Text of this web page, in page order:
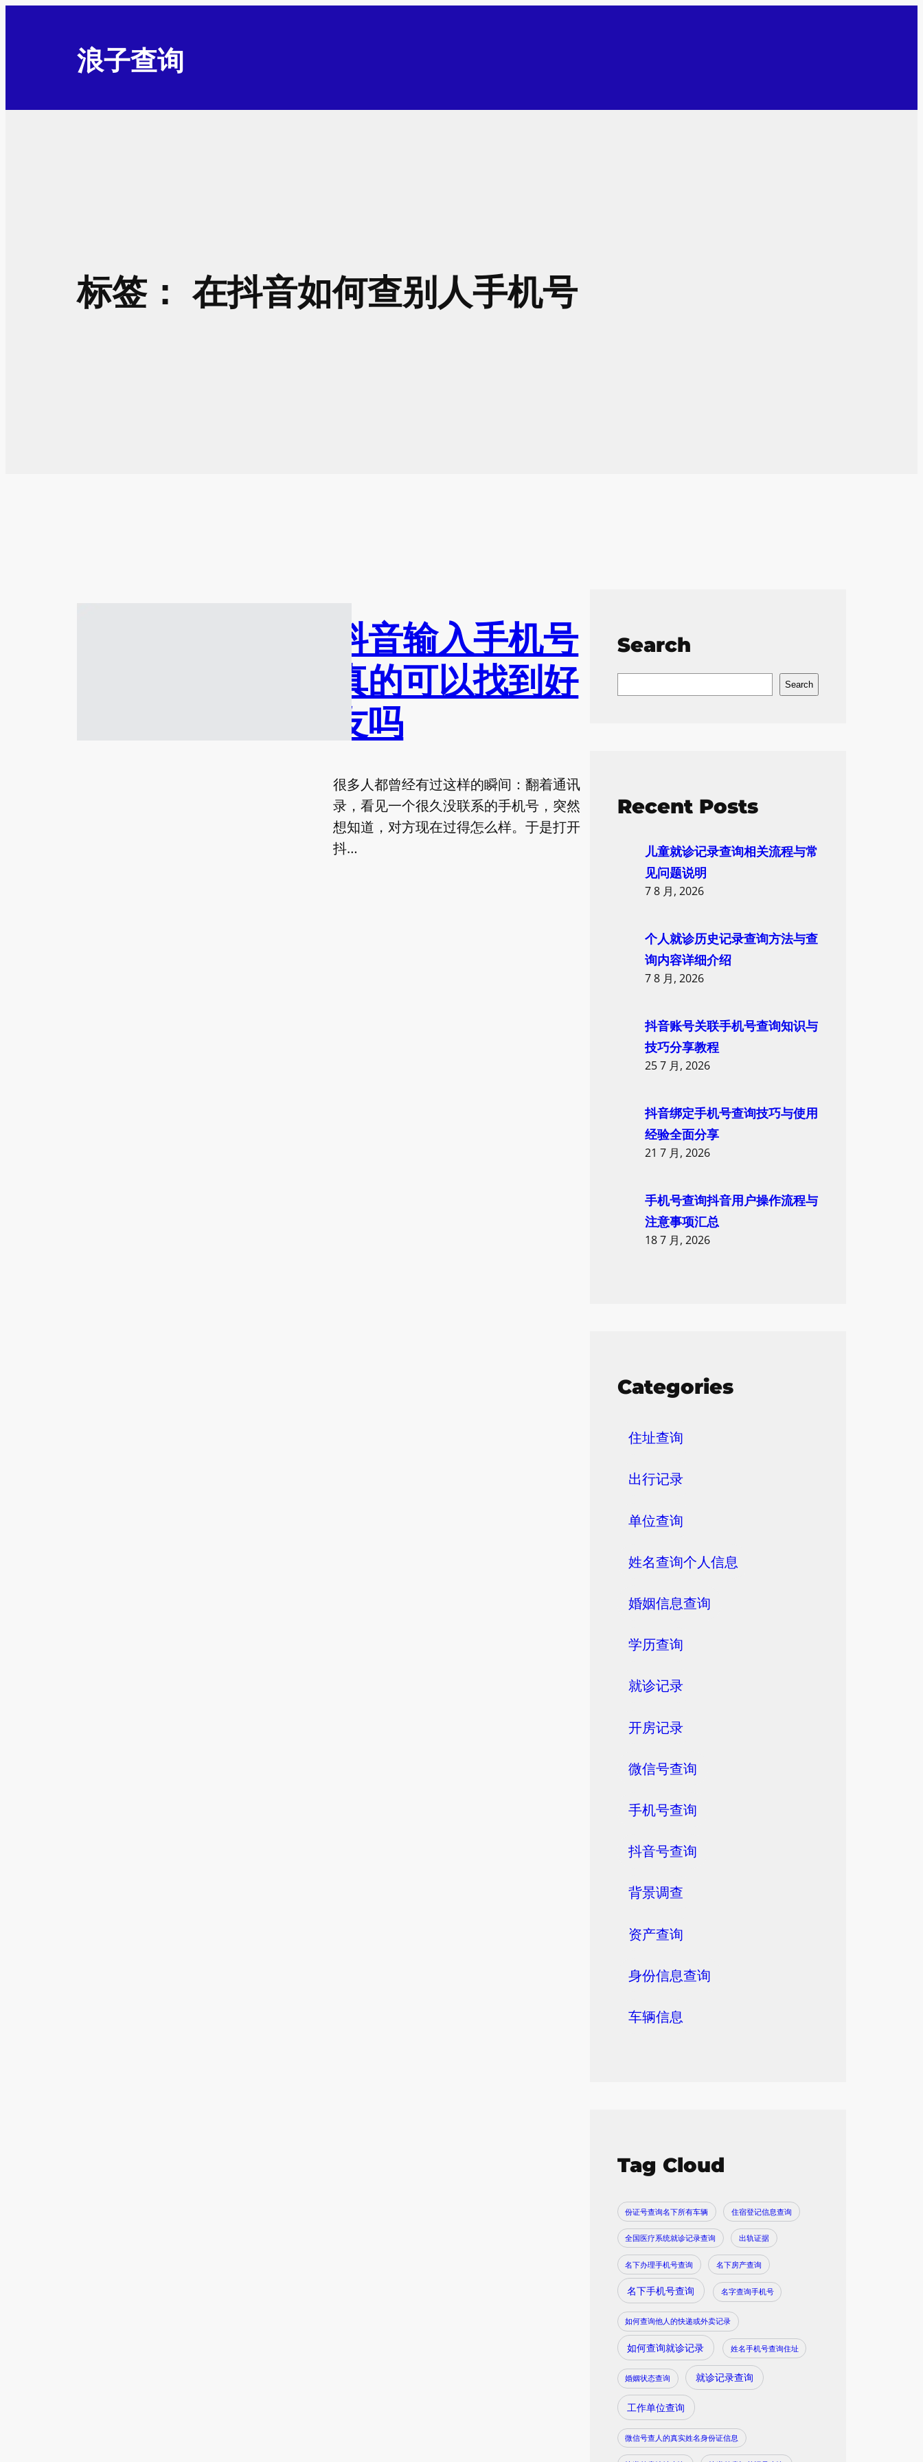
浪子查询
标签：在抖音如何查别人手机号
抖音输入手机号
真的可以找到好
友吗
很多人都曾经有过这样的瞬间：翻着通讯
录，看见一个很久没联系的手机号，突然
想知道，对方现在过得怎么样。于是打开
抖…
Search
Search
Recent Posts
儿童就诊记录查询相关流程与常
见问题说明
7 8 月, 2026
个人就诊历史记录查询方法与查
询内容详细介绍
7 8 月, 2026
抖音账号关联手机号查询知识与
技巧分享教程
25 7 月, 2026
抖音绑定手机号查询技巧与使用
经验全面分享
21 7 月, 2026
手机号查询抖音用户操作流程与
注意事项汇总
18 7 月, 2026
Categories
住址查询
出行记录
单位查询
姓名查询个人信息
婚姻信息查询
学历查询
就诊记录
开房记录
微信号查询
手机号查询
抖音号查询
背景调查
资产查询
身份信息查询
车辆信息
Tag Cloud
份证号查询名下所有车辆 住宿登记信息查询
全国医疗系统就诊记录查询 出轨证据
名下办理手机号查询 名下房产查询
名下手机号查询 名字查询手机号
如何查询他人的快递或外卖记录
如何查询就诊记录 姓名手机号查询住址
婚姻状态查询 就诊记录查询
工作单位查询
微信号查人的真实姓名身份证信息